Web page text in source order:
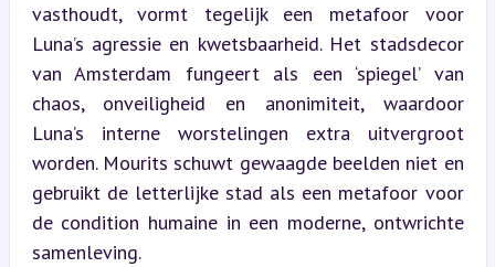
vasthoudt, vormt tegelijk een metafoor voor
Luna’s agressie en kwetsbaarheid. Het stadsdecor
van Amsterdam fungeert als een ‘spiegel’ van
chaos, onveiligheid en anonimiteit, waardoor
Luna’s interne worstelingen extra uitvergroot
worden. Mourits schuwt gewaagde beelden niet en
gebruikt de letterlijke stad als een metafoor voor
de condition humaine in een moderne, ontwrichte
samenleving.